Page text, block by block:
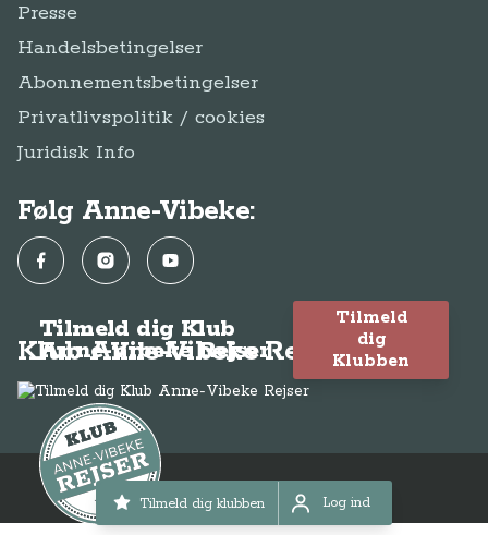
Tilmeld dig klubben Log ind
Log ind
Presse
Handelsbetingelser
Abonnementsbetingelser
Privatlivspolitik / cookies
Juridisk Info
Følg Anne-Vibeke:
FacebookInstagramYouTube
Klub Anne-Vibeke Rejser
Tilmeld dig Klub
Anne-Vibeke Rejser
Tilmeld
dig
Klubben
© Anne-Vibeke Rejser 2026